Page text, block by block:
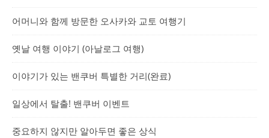
어머니와 함께 방문한 오사카와 교토 여행기
옛날 여행 이야기 (아날로그 여행)
이야기가 있는 밴쿠버 특별한 거리(완료)
일상에서 탈출! 밴쿠버 이벤트
중요하지 않지만 알아두면 좋은 상식